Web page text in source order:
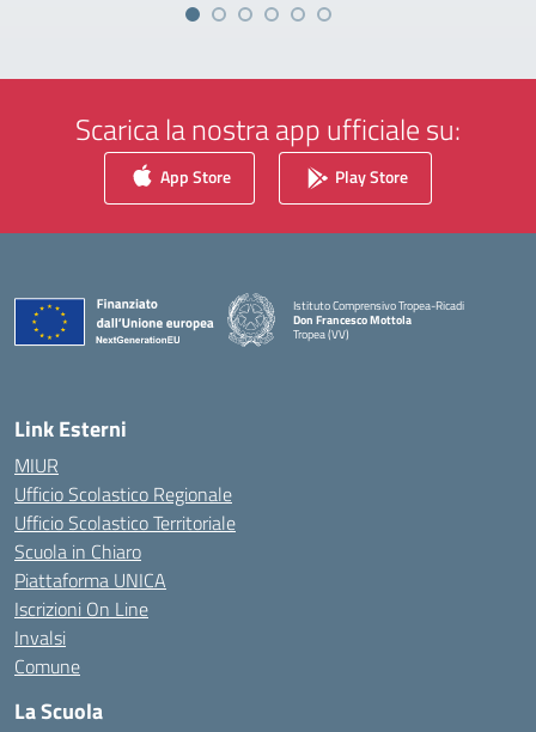
Scarica la nostra app ufficiale su:
App Store Play Store
Istituto Comprensivo Tropea-Ricadi
Don Francesco Mottola
Tropea (VV)
— Visita la pagina iniziale della scuola
Link Esterni
MIUR
Ufficio Scolastico Regionale
Ufficio Scolastico Territoriale
Scuola in Chiaro
Piattaforma UNICA
Iscrizioni On Line
Invalsi
Comune
La Scuola